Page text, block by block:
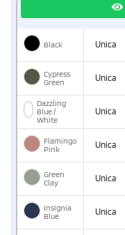
Black Unica
Cypress
Green
Unica
Dazzling
Blue /
White
Unica
Flamingo
Pink
Unica
Green
Clay
Unica
Insignia
Blue
Unica